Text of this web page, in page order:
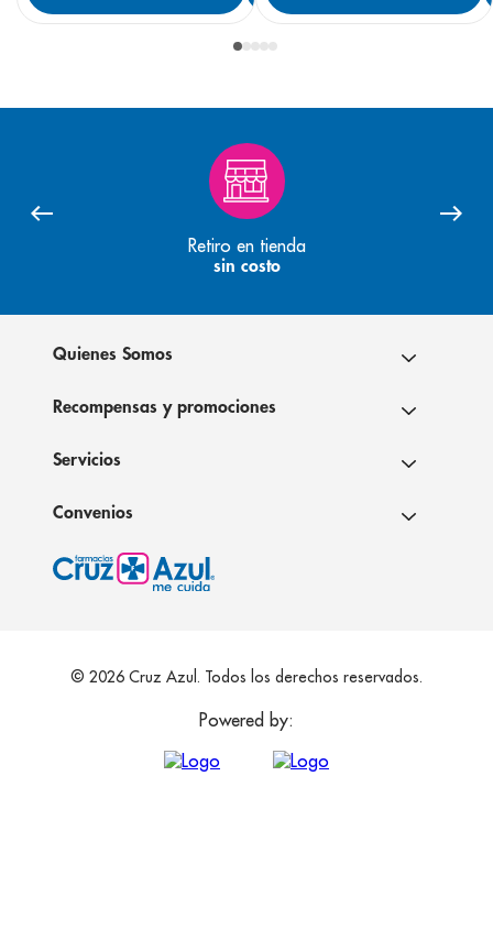
Retiro en tienda
sin costo
Quienes Somos
Recompensas y promociones
Servicios
Convenios
© 2026 Cruz Azul. Todos los derechos reservados.
Powered by: